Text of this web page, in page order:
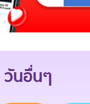
วันอื่นๆ